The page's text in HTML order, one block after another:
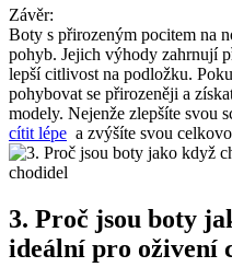
Závěr:
Boty ⁤s přirozeným⁤ pocitem ‌na
pohyb. Jejich výhody zahrnují
lepší citlivost na podložku.‍
pohybovat⁣ se přirozeněji a
modely. Nejenže zlepšíte svou
cítit lépe
a zvýšíte​ svou
3.⁤ Proč jsou boty
ideální pro⁣ oživení